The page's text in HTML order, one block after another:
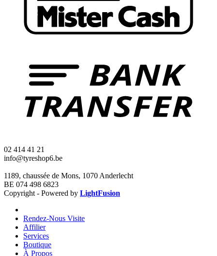
02 414 41 21
info@tyreshop6.be
1189, chaussée de Mons, 1070 Anderlecht
BE 074 498 6823
Copyright - Powered by LightFusion
Rendez-Nous Visite
Affilier
Services
Boutique
À Propos